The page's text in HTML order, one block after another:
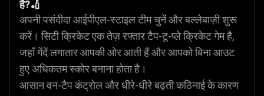
है?🏏
अपनी पसंदीदा आईपीएल-स्टाइल टीम चुनें और बल्लेबाज़ी शुरू
करें। सिटी क्रिकेट एक तेज़ रफ्तार टैप-टू-प्ले क्रिकेट गेम है,
जहाँ गेंदें लगातार आपकी ओर आती हैं और आपको बिना आउट
हुए अधिकतम स्कोर बनाना होता है।
आसान वन-टैप कंट्रोल और धीरे-धीरे बढ़ती कठिनाई के कारण